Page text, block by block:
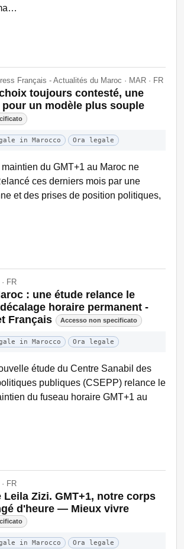
Français - Actualités du Maroc · MAR · FR
toujours contesté, une
un modèle plus souple
in Marocco Ora legale
maintien du GMT+1 au Maroc ne
ces derniers mois par une
et des prises de position politiques,
FR
: une étude relance le
horaire permanent -
Français
Accesso non specificato
in Marocco Ora legale
étude du Centre Sanabil des
publiques (CSEPP) relance le
du fuseau horaire GMT+1 au
FR
Leila Zizi. GMT+1, notre corps
d'heure — Mieux vivre
in Marocco Ora legale